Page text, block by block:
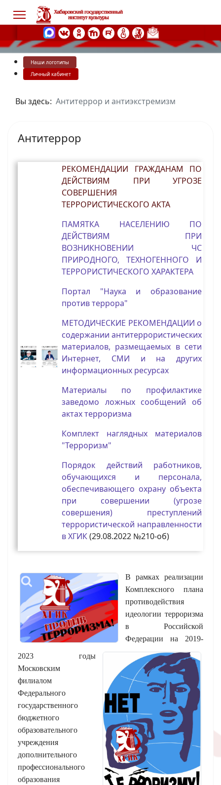
Наши логотипы
Личный кабинет
Вы здесь: Антитеррор и антиэкстремизм
Антитеррор
РЕКОМЕНДАЦИИ ГРАЖДАНАМ ПО
ДЕЙСТВИЯМ ПРИ УГРОЗЕ
СОВЕРШЕНИЯ
ТЕРРОРИСТИЧЕСКОГО АКТА
ПАМЯТКА НАСЕЛЕНИЮ ПО
ДЕЙСТВИЯМ ПРИ
ВОЗНИКНОВЕНИИ ЧС
ПРИРОДНОГО, ТЕХНОГЕННОГО И
ТЕРРОРИСТИЧЕСКОГО ХАРАКТЕРА
Портал "Наука и образование
против террора"
МЕТОДИЧЕСКИЕ РЕКОМЕНДАЦИИ о
содержании антитеррористических
материалов, размещаемых в сети
Интернет, СМИ и на других
информационных ресурсах
Материалы по профилактике
заведомо ложных сообщений об
актах терроризма
Комплект наглядных материалов
"Терроризм"
Порядок действий работников,
обучающихся и персонала,
обеспечивающего охрану объекта
при совершении (угрозе
совершения) преступлений
террористической направленности
в ХГИК(29.08.2022 №210-об)
В рамках реализации
Комплексного плана
противодействия
идеологии терроризма
в Российской
Федерации на 2019-
2023 годы
Московским
филиалом
Федерального
государственного
бюджетного
образовательного
учреждения
дополнительного
профессионального
образования